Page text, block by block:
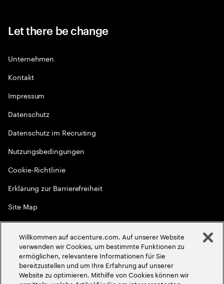
Let there be change
Unternehmen
Kontakt
Impressum
Datenschutz
Datenschutz im Recruiting
Nutzungsbedingungen
Cookie-Richtlinie
Erklärung zur Barrierefreiheit
Site Map
Globale Meritokratie
2026Accenture. Alle Rechte vorbehalten
Willkommen auf accenture.com. Auf unserer Website
verwenden wir Cookies, um bestimmte Funktionen zu
ermöglichen, relevantere Informationen für Sie
bereitzustellen und um Ihre Erfahrung auf unserer
Website zu optimieren. Mithilfe von Cookies können wir